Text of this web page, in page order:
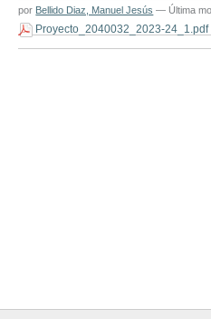
por Bellido Diaz, Manuel Jesús — Última
Proyecto_2040032_2023-24_1.pdf